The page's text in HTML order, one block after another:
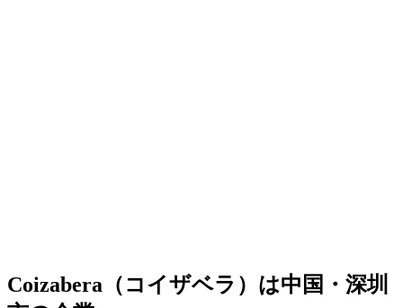
Coizabera（コイザベラ）は中国・深圳